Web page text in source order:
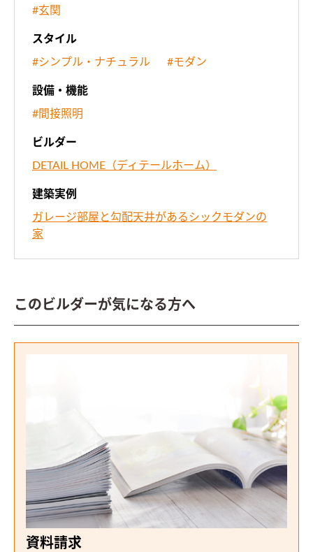
#玄関
スタイル
#シンプル・ナチュラル #モダン
設備・機能
#間接照明
ビルダー
DETAIL HOME（ディテールホーム）
建築実例
ガレージ部屋と勾配天井があるシックモダンの
家
このビルダーが気になる方へ
資料請求